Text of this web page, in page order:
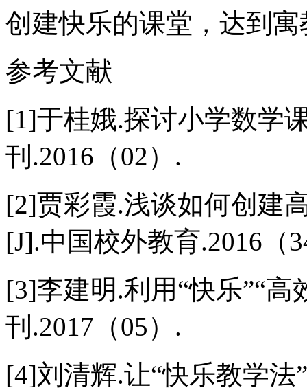
创建快乐的课堂，达到
参考文献
[1]于桂娥.探讨小学数学
刊.2016（02）.
[2]贾彩霞.浅谈如何创建
[J].中国校外教育.2016（
[3]李建明.利用“快乐”“
刊.2017（05）.
[4]刘清辉.让“快乐教学